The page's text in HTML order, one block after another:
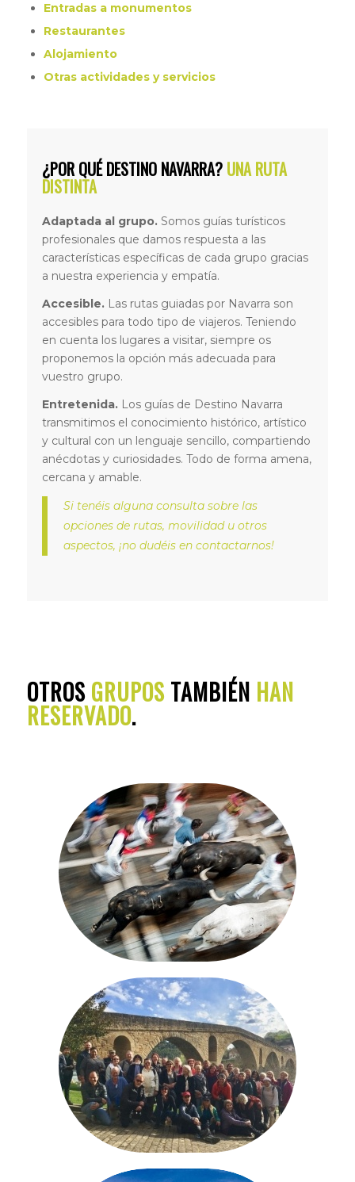
Entradas a monumentos
Restaurantes
Alojamiento
Otras actividades y servicios
¿POR QUÉ DESTINO NAVARRA? UNA RUTA
DISTINTA
Adaptada al grupo.Somos guías turísticos
profesionales que damos respuesta a las
características específicas de cada grupo gracias
a nuestra experiencia y empatía.
Accesible. Las rutas guiadas por Navarra son
accesibles para todo tipo de viajeros. Teniendo
en cuenta los lugares a visitar, siempre os
proponemos la opción más adecuada para
vuestro grupo.
Entretenida.Los guías de Destino Navarra
transmitimos el conocimiento histórico, artístico
y cultural con un lenguaje sencillo, compartiendo
anécdotas y curiosidades. Todo de forma amena,
cercana y amable.
Si tenéis alguna consulta sobre las
opciones de rutas, movilidad u otros
aspectos, ¡no dudéis en contactarnos!
OTROSGRUPOSTAMBIÉN HAN
RESERVADO.
PROGRAMAS SAN FERMIN
EXCURSIONES NAVARRA